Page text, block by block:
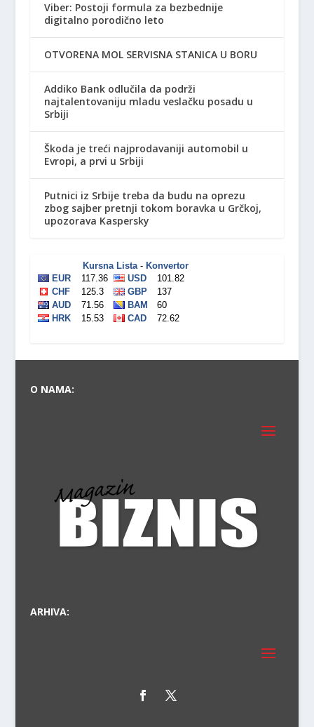
Viber: Postoji formula za bezbednije
digitalno porodično leto
OTVORENA MOL SERVISNA STANICA U BORU
Addiko Bank odlučila da podrži
najtalentovaniju mladu veslačku posadu u
Srbiji
Škoda je treći najprodavaniji automobil u
Evropi, a prvi u Srbiji
Putnici iz Srbije treba da budu na oprezu
zbog sajber pretnji tokom boravka u Grčkoj,
upozorava Kaspersky
O NAMA:
ARHIVA: